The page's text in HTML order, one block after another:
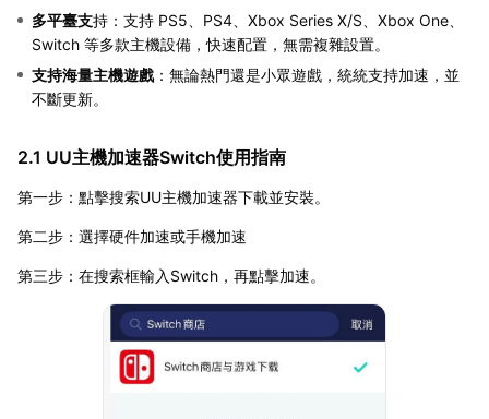
多平臺支持：支持 PS5、PS4、Xbox Series X/S、Xbox One、
Switch 等多款主機設備，快速配置，無需複雜設置。
支持海量主機遊戲：無論熱門還是小眾遊戲，統統支持加速，並
不斷更新。
2.1 UU主機加速器Switch使用指南
第一步：點擊搜索UU主機加速器下載並安裝。
第二步：選擇硬件加速或手機加速
第三步：在搜索框輸入Switch，再點擊加速。